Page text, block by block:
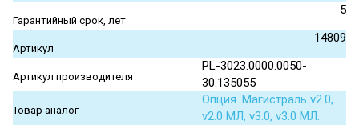
Гарантийный срок, лет
5
Артикул
14809
Артикул производителя
PL-3023.0000.0050-
30.135055
Товар аналог
Опция. Магистраль v2.0,
v2.0 МЛ, v3.0, v3.0 МЛ.